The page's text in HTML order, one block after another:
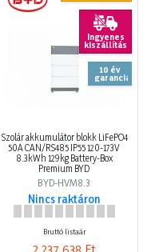
Ingyenes
kiszállítás
10 év
garancia
Szolár akkumulátor blokk LiFePO4
50A CAN/RS485 IP55 120-173V
8.3kWh 129kg Battery-Box
Premium BYD
BYD-HVM8.3
Nincs raktáron
Bruttó listaár